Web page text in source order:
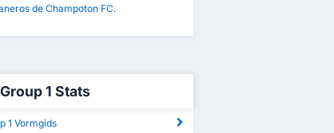
de Champoton FC.
1 Stats
1 Vormgids